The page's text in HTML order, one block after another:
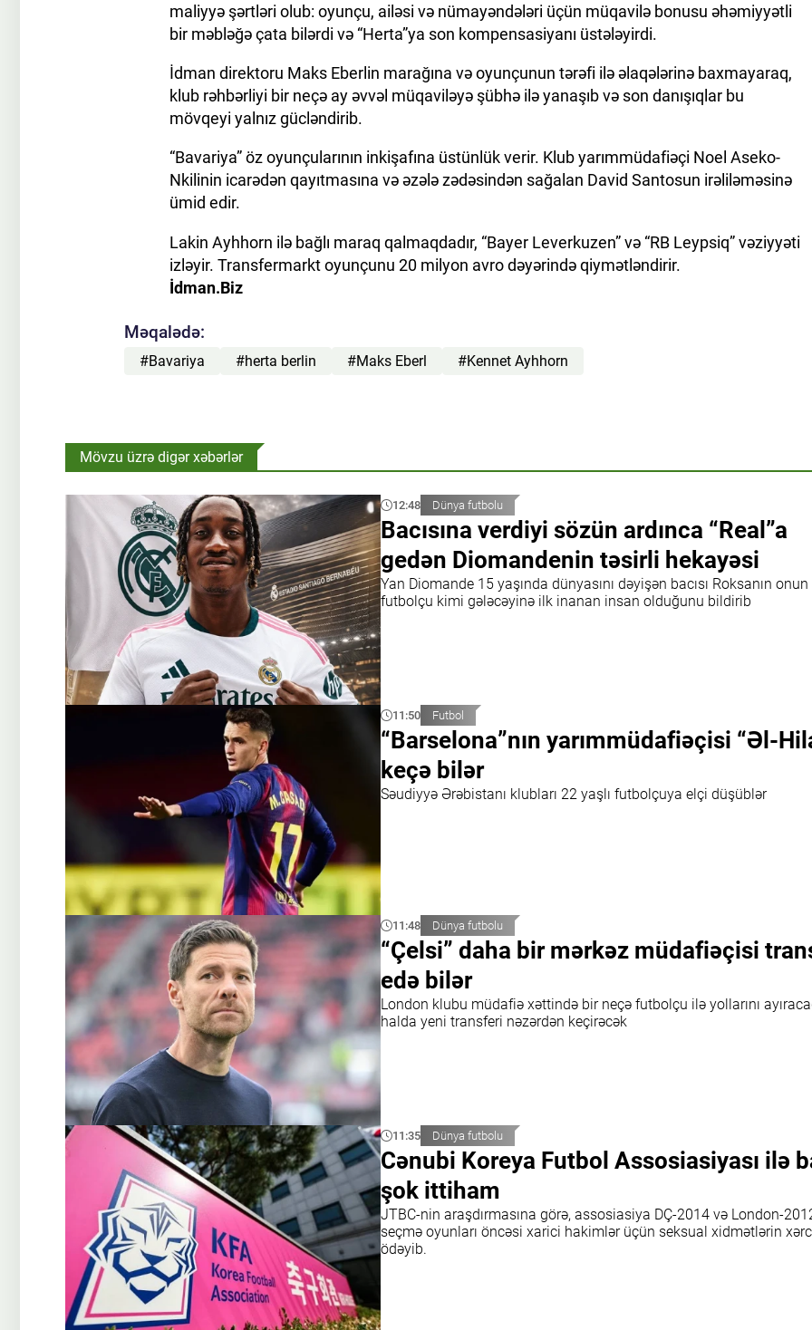
maliyyə şərtləri olub: oyunçu, ailəsi və nümayəndələri üçün müqavilə bonusu əhəmiyyətli
bir məbləğə çata bilərdi və “Herta”ya son kompensasiyanı üstələyirdi.
İdman direktoru Maks Eberlin marağına və oyunçunun tərəfi ilə əlaqələrinə baxmayaraq,
klub rəhbərliyi bir neçə ay əvvəl müqaviləyə şübhə ilə yanaşıb və son danışıqlar bu
mövqeyi yalnız gücləndirib.
“Bavariya” öz oyunçularının inkişafına üstünlük verir. Klub yarımmüdafiəçi Noel Aseko-
Nkilinin icarədən qayıtmasına və əzələ zədəsindən sağalan David Santosun irəliləməsinə
ümid edir.
Lakin Ayhhorn ilə bağlı maraq qalmaqdadır, “Bayer Leverkuzen” və “RB Leypsiq” vəziyyəti
izləyir. Transfermarkt oyunçunu 20 milyon avro dəyərində qiymətləndirir.
İdman.Biz
Məqalədə:
#Bavariya #herta berlin #Maks Eberl #Kennet Ayhhorn
Mövzu üzrə digər xəbərlər
12:48 Dünya futbolu
Bacısına verdiyi sözün ardınca “Real”a
gedən Diomandenin təsirli hekayəsi
Yan Diomande 15 yaşında dünyasını dəyişən bacısı Roksanın onun
futbolçu kimi gələcəyinə ilk inanan insan olduğunu bildirib
11:50 Futbol
“Barselona”nın yarımmüdafiəçisi “Əl-
keçə bilər
Səudiyyə Ərəbistanı klubları 22 yaşlı futbolçuya elçi düşüblər
11:48 Dünya futbolu
“Çelsi” daha bir mərkəz müdafiəçisi
edə bilər
London klubu müdafiə xəttində bir neçə futbolçu ilə yollarını
halda yeni transferi nəzərdən keçirəcək
11:35 Dünya futbolu
Cənubi Koreya Futbol Assosiasiyası ilə
şok ittiham
JTBC-nin araşdırmasına görə, assosiasiya DÇ-2014 və London-
seçmə oyunları öncəsi xarici hakimlər üçün seksual xidmətlərin
ödəyib.